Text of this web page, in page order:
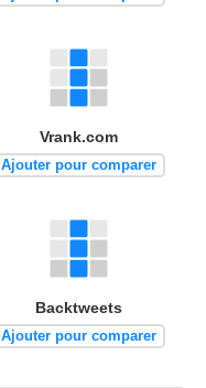
Vrank.com
Ajouter pour comparer
Backtweets
Ajouter pour comparer